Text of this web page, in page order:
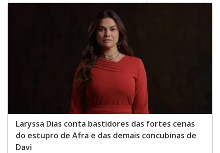
Laryssa Dias conta bastidores das fortes cenas
do estupro de Afra e das demais concubinas de
Davi